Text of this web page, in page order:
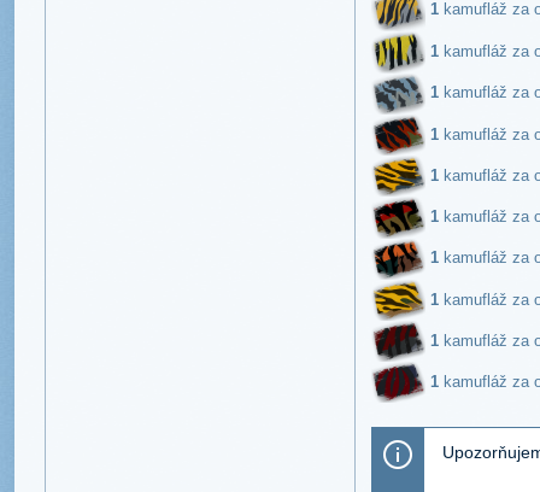
1 kamufláž za
1 kamufláž za
1 kamufláž za
1 kamufláž za
1 kamufláž za
1 kamufláž za
1 kamufláž za
1 kamufláž za
1 kamufláž za
1 kamufláž za